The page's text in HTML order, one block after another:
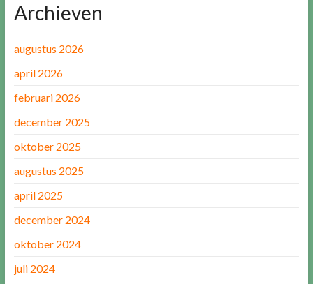
Archieven
augustus 2026
april 2026
februari 2026
december 2025
oktober 2025
augustus 2025
april 2025
december 2024
oktober 2024
juli 2024